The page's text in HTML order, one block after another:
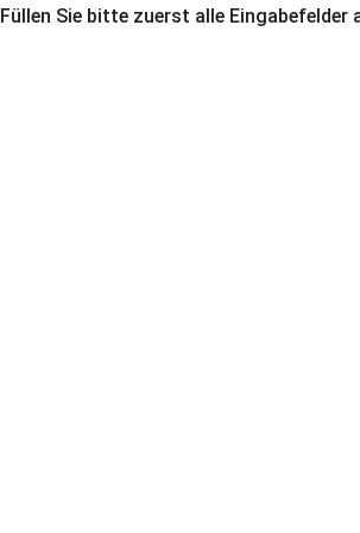
Füllen Sie bitte zuerst alle Eingabefelder